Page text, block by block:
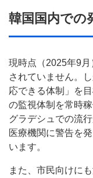
韓国国内での
現時点（2025年9
されていません。
応できる体制」を
の監視体制を常時
グラデシュでの流
医療機関に警告を
います。
また、市民向けに